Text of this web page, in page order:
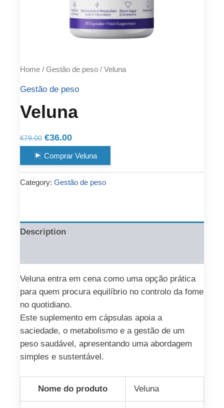
Home / Gestão de peso / Veluna
Gestão de peso
Veluna
€79.00 Original
price
was:
€79.00.
€36.00Current
price
is:
€36.00.
Comprar Veluna
Category: Gestão de peso
Description
Veluna entra em cena como uma opção prática
para quem procura equilíbrio no controlo da fome
no quotidiano.
Este suplemento em cápsulas apoia a
saciedade, o metabolismo e a gestão de um
peso saudável, apresentando uma abordagem
simples e sustentável.
Nome do produto Veluna